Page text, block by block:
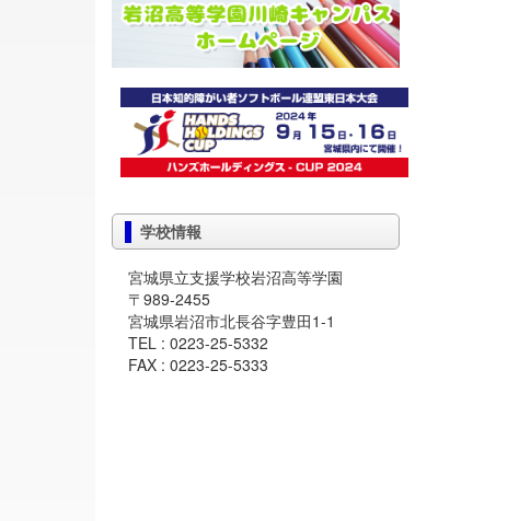
学校情報
宮城県立支援学校岩沼高等学園
〒989-2455
宮城県岩沼市北長谷字豊田1-1
TEL : 0223-25-5332
FAX : 0223-25-5333